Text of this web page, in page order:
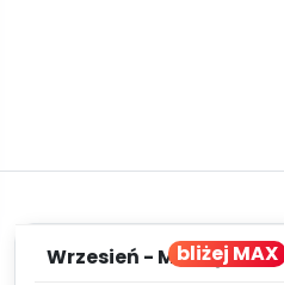
bliżej MAX
Wrzesień - MIESIĘCZNY